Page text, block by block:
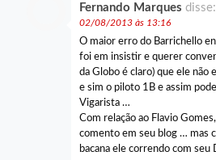
Fernando Marques disse:
02/08/2013 às 13:16
O maior erro do Barrichello
foi em insistir e querer
da Globo é claro) que ele não
e sim o piloto 1B e assim
Vigarista …
Com relação ao Flavio
comento em seu blog … mas
bacana ele correndo com seu